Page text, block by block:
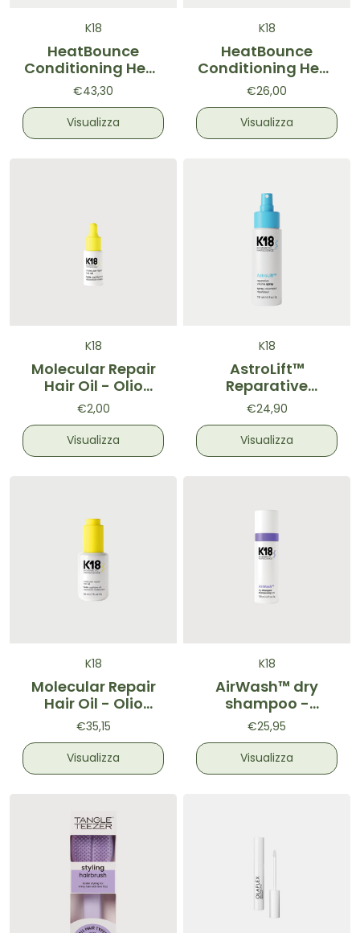
K18
HeatBounce
Conditioning Heat
Protectant -
Termoprotettore
Leave-in 236ml
€43,30
Visualizza
K18
HeatBounce
Conditioning Heat
Protectant -
Termoprotettore
Leave-in 118ml
€26,00
Visualizza
K18
Molecular Repair
Hair Oil - Olio
riparatore 4ml
€2,00
Visualizza
K18
AstroLift™
Reparative
Volume Spray -
Spray
volumizzante
118ml
€24,90
Visualizza
K18
Molecular Repair
Hair Oil - Olio
riparatore per
capelli 30ml
€35,15
Visualizza
K18
AirWash™ dry
shampoo -
Shampoo secco
purificante
€25,95
Visualizza